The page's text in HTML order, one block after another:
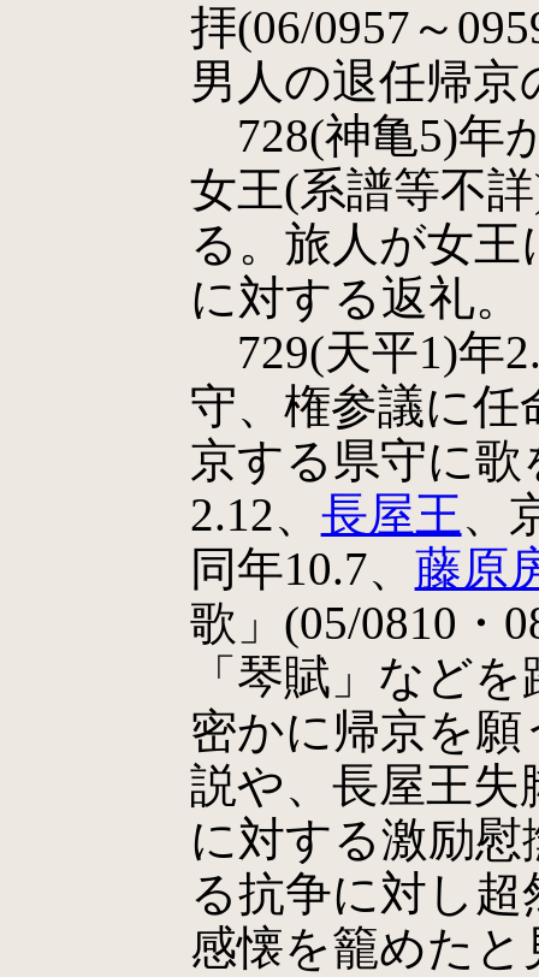
拝(06/0957～
男人の退任帰
728(神亀5)年
女王(系譜等不
る。旅人が女
に対する返礼。
729(天平1)年
守、権参議に
京する県守に歌
2.12、 長屋王、
同年10.7、 藤原
歌」(05/0810・
「琴賦」など
密かに帰京を
説や、長屋王失
に対する激励
る抗争に対し
感懐を籠めた